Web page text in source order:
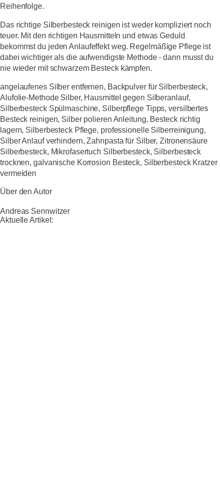
Reihenfolge.
Das richtige Silberbesteck reinigen ist weder kompliziert noch
teuer. Mit den richtigen Hausmitteln und etwas Geduld
bekommst du jeden Anlaufeffekt weg. Regelmäßige Pflege ist
dabei wichtiger als die aufwendigste Methode - dann musst du
nie wieder mit schwarzem Besteck kämpfen.
angelaufenes Silber entfernen, Backpulver für Silberbesteck,
Alufolie-Methode Silber, Hausmittel gegen Silberanlauf,
Silberbesteck Spülmaschine, Silberpflege Tipps, versilbertes
Besteck reinigen, Silber polieren Anleitung, Besteck richtig
lagern, Silberbesteck Pflege, professionelle Silberreinigung,
Silber Anlauf verhindern, Zahnpasta für Silber, Zitronensäure
Silberbesteck, Mikrofasertuch Silberbesteck, Silberbesteck
trocknen, galvanische Korrosion Besteck, Silberbesteck Kratzer
vermeiden
Über den Autor
Andreas Sennwitzer
Aktuelle Artikel: